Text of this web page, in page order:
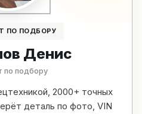
ПО ПОДБОРУ
Денис
по подбору
2000+ точных
деталь по фото, VIN